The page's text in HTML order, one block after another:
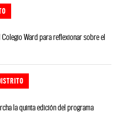
Colegio Ward para reflexionar sobre el
la quinta edición del programa